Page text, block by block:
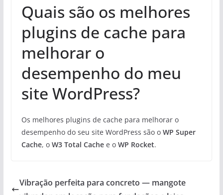
Quais são os melhores
plugins de cache para
melhorar o
desempenho do meu
site WordPress?
Os melhores plugins de cache para melhorar o
desempenho do seu site WordPress são o WP Super
Cache, o W3 Total Cachee o WP Rocket.
Vibração perfeita para concreto — mangote